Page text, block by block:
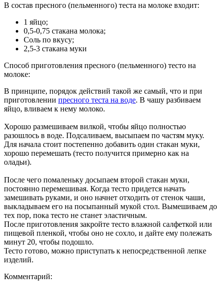
В состав пресного (пельменного) теста на молоке входит:
1 яйцо;
0,5-0,75 стакана молока;
Соль по вкусу;
2,5-3 стакана муки
Способ приготовления пресного (пельменного) тесто на
молоке:
В принципе, порядок действий такой же самый, что и при
приготовлении пресного теста на воде. В чашу разбиваем
яйцо, вливаем к нему молоко.
Хорошо размешиваем вилкой, чтобы яйцо полностью
разошлось в воде. Подсаливаем, высыпаем по частям муку.
Для начала стоит постепенно добавить один стакан муки,
хорошо перемешать (тесто получится примерно как на
оладьи).
После чего помаленьку досыпаем второй стакан муки,
постоянно перемешивая. Когда тесто придется начать
замешивать руками, и оно начнет отходить от стенок чаши,
выкладываем его на посыпанный мукой стол. Вымешиваем до
тех пор, пока тесто не станет эластичным.
После приготовления закройте тесто влажной салфеткой или
пищевой пленкой, чтобы оно не сохло, и дайте ему полежать
минут 20, чтобы подошло.
Тесто готово, можно приступать к непосредственной лепке
изделий.
Комментарий: